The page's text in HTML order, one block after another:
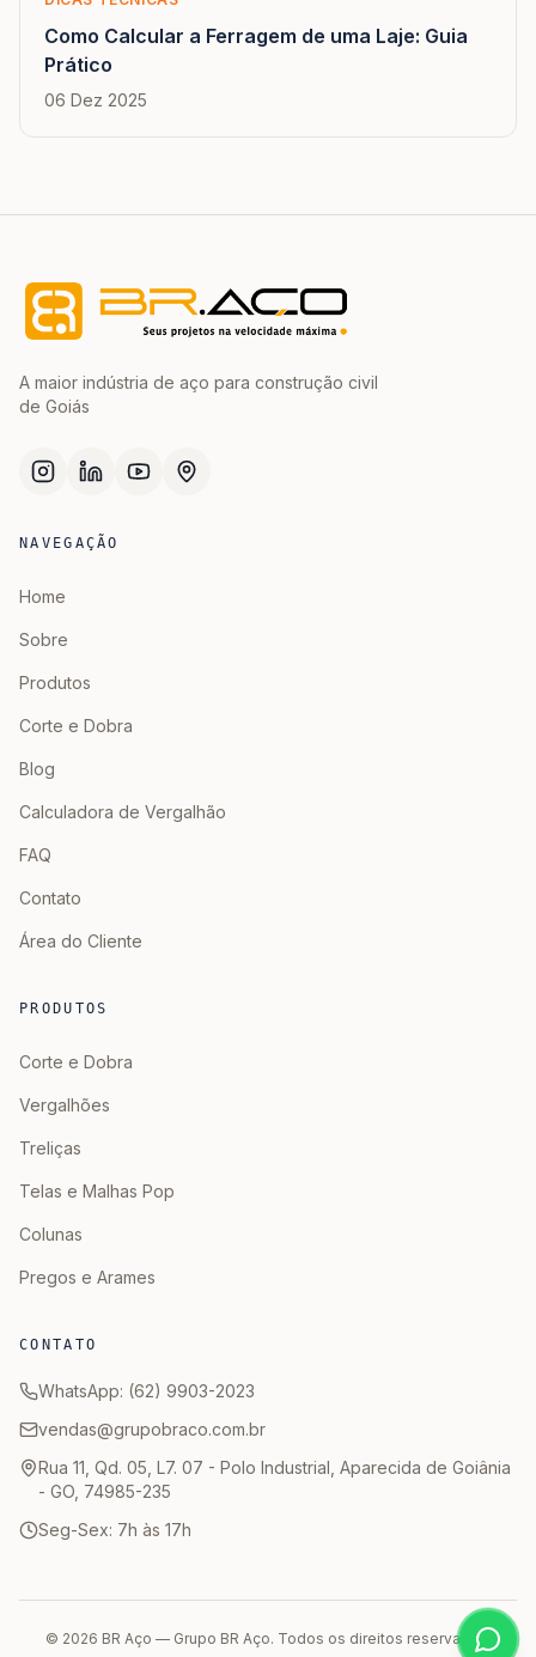
Como Calcular a Ferragem de uma Laje: Guia
Prático
06 Dez 2025
A maior indústria de aço para construção civil
de Goiás
NAVEGAÇÃO
Home
Sobre
Produtos
Corte e Dobra
Blog
Calculadora de Vergalhão
FAQ
Contato
Área do Cliente
PRODUTOS
Corte e Dobra
Vergalhões
Treliças
Telas e Malhas Pop
Colunas
Pregos e Arames
CONTATO
WhatsApp: (62) 9903-2023
vendas@grupobraco.com.br
Rua 11, Qd. 05, L7. 07 - Polo Industrial, Aparecida de Goiânia
- GO, 74985-235
Seg-Sex: 7h às 17h
© 2026 BR Aço — Grupo BR Aço. Todos os direitos reservados.